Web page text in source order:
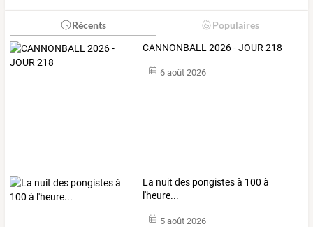
Récents Populaires
CANNONBALL 2026 - JOUR 218
6 août 2026
La nuit des pongistes à 100 à
l'heure...
5 août 2026